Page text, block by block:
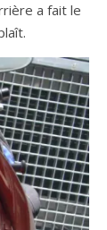
a fait le